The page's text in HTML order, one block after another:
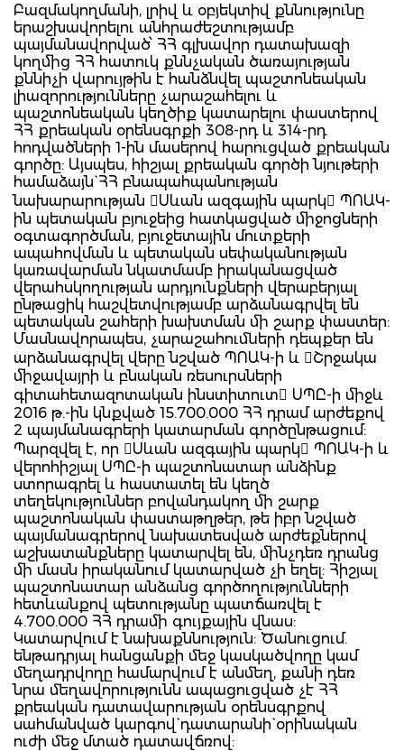
Բազմակողմանի, լրիվ և օբյեկտիվ քննությունը
երաշխավորելու անհրաժեշտությամբ
պայմանավորված՝ ՀՀ գլխավոր դատախազի
կողմից ՀՀ հատուկ քննչական ծառայության
քննիչի վարույթին է հանձնվել պաշտոնեական
լիազորությունները չարաշահելու և
պաշտոնեական կեղծիք կատարելու փաստերով
ՀՀ քրեական օրենսգրքի 308-րդ և 314-րդ
հոդվածների 1-ին մասերով հարուցված քրեական
գործը: Այսպես, հիշյալ քրեական գործի նյութերի
համաձայն` ՀՀ բնապահպանության
նախարարության Սևան ազգային պարկ ՊՈԱԿ-
ին պետական բյուջեից հատկացված միջոցների
օգտագործման, բյուջետային մուտքերի
ապահովման և պետական սեփականության
կառավարման նկատմամբ իրականացված
վերահսկողության արդյունքների վերաբերյալ
ընթացիկ հաշվետվությամբ արձանագրվել են
պետական շահերի խախտման մի շարք փաստեր:
Մասնավորապես, չարաշահումների դեպքեր են
արձանագրվել վերը նշված ՊՈԱԿ-ի և Շրջակա
միջավայրի և բնական ռեսուրսների
գիտահետազոտական ինստիտուտ ՍՊԸ-ի միջև
2016 թ.-ին կնքված 15.700.000 ՀՀ դրամ արժեքով
2 պայմանագրերի կատարման գործընթացում:
Պարզվել է, որ Սևան ազգային պարկ ՊՈԱԿ-ի և
վերոհիշյալ ՍՊԸ-ի պաշտոնատար անձինք
ստորագրել և հաստատել են կեղծ
տեղեկություններ բովանդակող մի շարք
պաշտոնական փաստաթղթեր, թե իբր նշված
պայմանագրերով նախատեսված արժեքներով
աշխատանքները կատարվել են, մինչդեռ դրանց
մի մասն իրականում կատարված չի եղել: Հիշյալ
պաշտոնատար անձանց գործողությունների
հետևանքով պետությանը պատճառվել է
4.700.000 ՀՀ դրամի գույքային վնաս:
Կատարվում է նախաքննություն: Ծանուցում.
ենթադրյալ հանցանքի մեջ կասկածվողը կամ
մեղադրվողը համարվում է անմեղ, քանի դեռ
նրա մեղավորությունն ապացուցված չէ ՀՀ
քրեական դատավարության օրենսգրքով
սահմանված կարգով` դատարանի` օրինական
ուժի մեջ մտած դատավճռով: